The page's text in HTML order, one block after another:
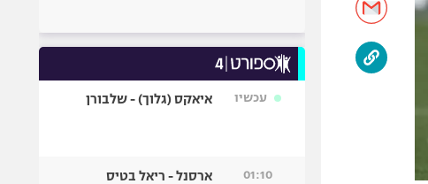
עכשיו איאקס (גלוך) - שלבורן
01:10
ארסנל - ריאל בטיס